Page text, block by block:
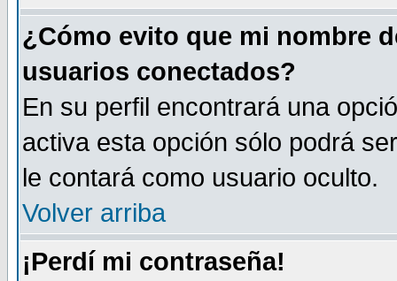
¿Cómo evito que mi nombre
usuarios conectados?
En su perfil encontrará una
activa esta opción sólo podrá
le contará como usuario oculto.
Volver arriba
¡Perdí mi contraseña!